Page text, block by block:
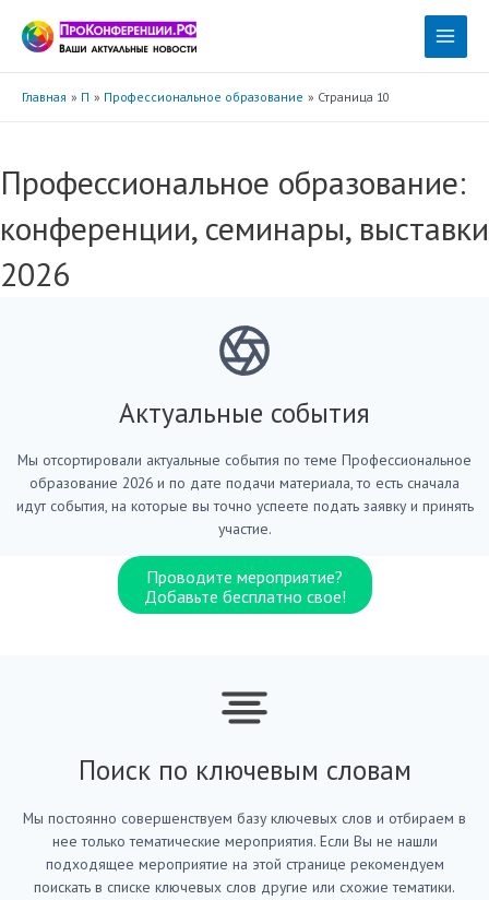
содержимому
Main
Главная П Профессиональное образование Страница 10
Профессиональное образование:
конференции, семинары, выставки
2026
Актуальные события
Мы отсортировали актуальные события по теме Профессиональное
образование 2026 и по дате подачи материала, то есть сначала
идут события, на которые вы точно успеете подать заявку и принять
участие.
Проводите мероприятие?
Добавьте бесплатно свое!
Поиск по ключевым словам
Мы постоянно совершенствуем базу ключевых слов и отбираем в
нее только тематические мероприятия. Если Вы не нашли
подходящее мероприятие на этой странице рекомендуем
поискать в списке ключевых слов другие или схожие тематики.